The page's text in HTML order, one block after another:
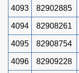
4093 82902885
4094 82908261
4095 82908754
4096 82909228